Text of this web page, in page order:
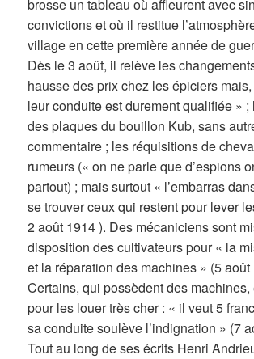
brosse un tableau où affleurent avec
convictions et où il restitue
village en cette première année de
Dès le 3 août, il relève les
hausse des prix chez les épiciers
leur conduite est durement qualifiée » ;
des plaques du bouillon Kub, sans
commentaire ; les réquisitions de
rumeurs (« on ne parle que d’espions
partout) ; mais surtout « l’embarras
se trouver ceux qui restent pour lever
2 août 1914 ). Des mécaniciens sont
disposition des cultivateurs pour « la
et la réparation des machines » (5 août
Certains, qui possèdent des machines,
pour les louer très cher : « il veut 5
sa conduite soulève l’indignation » (7
Tout au long de ses écrits Henri